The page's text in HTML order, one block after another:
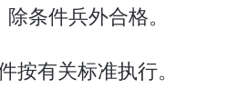
条件兵外合格。
按有关标准执行。